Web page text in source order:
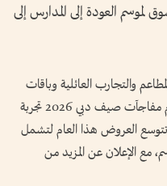
لموسم العودة إلى المدارس إلى
والتجارب العائلية وباقات
الإقامة الفندقية والوجهات السياحية، تقدّم مفاجآت صيف دبي 2026 تجربة
تتوسع العروض هذا العام لتشمل
مع الإعلان عن المزيد من